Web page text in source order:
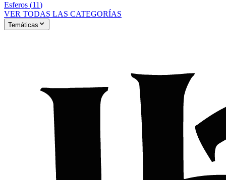
Esferos (11)
VER TODAS LAS CATEGORÍAS
Temáticas